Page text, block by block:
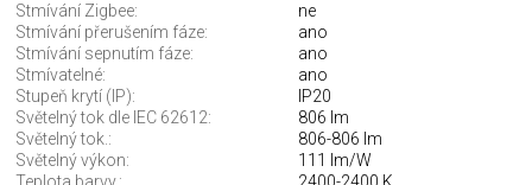
Stmívání Zigbee:
ne
Stmívání přerušením fáze:
ano
Stmívání sepnutím fáze:
ano
Stmívatelné:
ano
Stupeň krytí (IP):
IP20
Světelný tok dle IEC 62612:
806 lm
Světelný tok.:
806-806 lm
Světelný výkon:
111 lm/W